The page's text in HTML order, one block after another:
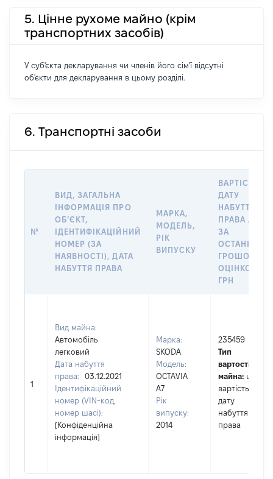
5. Цінне рухоме майно (крім
транспортних засобів)
У суб'єкта декларування чи членів його сім'ї відсутні
об'єкти для декларування в цьому розділі.
6. Транспортні засоби
№
ВИД, ЗАГАЛЬНА
ІНФОРМАЦІЯ ПРО
ОБʼЄКТ,
ІДЕНТИФІКАЦІЙНИЙ
НОМЕР (ЗА
НАЯВНОСТІ), ДАТА
НАБУТТЯ ПРАВА
МАРКА,
МОДЕЛЬ,
РІК
ВИПУСКУ
ВАРТІСТЬ НА
ДАТУ
НАБУТТЯ
ПРАВА АБО
ЗА
ГРОШОВОЮ
ОЦІНКОЮ,
ГРН
1
Вид майна:
Автомобіль
легковий
Дата набуття
права:
03.12.2021
Ідентифікаційний
номер (VIN-код,
номер шасі):
[Конфіденційна
інформація]
Марка:
SKODA
Модель:
OCTAVIA
A7
Рік
випуску:
2014
235459
Тип
вартості
майна: це
вартість на
дату
набуття
права